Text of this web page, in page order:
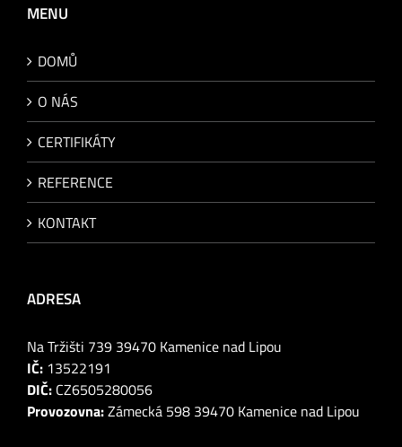
MENU
DOMŮ
O NÁS
CERTIFIKÁTY
REFERENCE
KONTAKT
ADRESA
Na Tržišti 739 39470 Kamenice nad Lipou
IČ: 13522191
DIČ: CZ6505280056
Provozovna:Zámecká 598 39470 Kamenice nad Lipou